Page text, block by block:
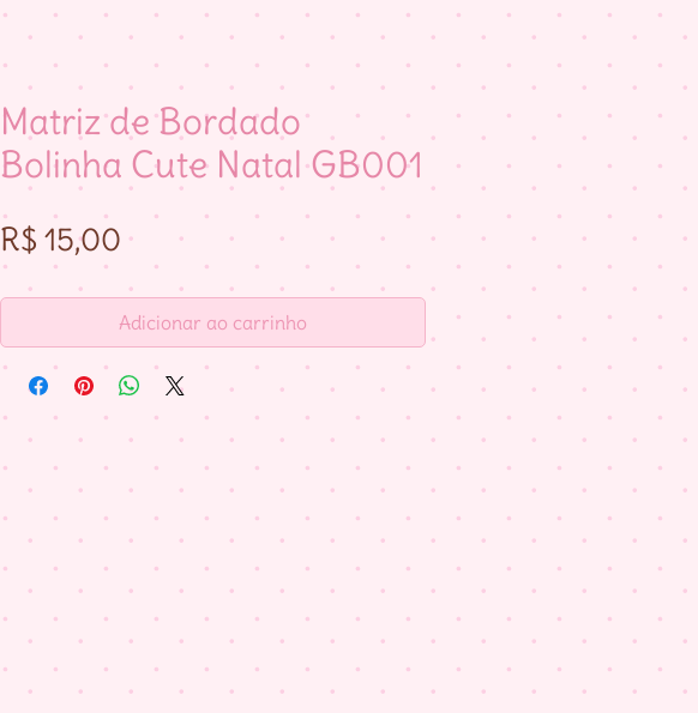
Matriz de Bordado
Bolinha Cute Natal GB001
R$ 15,00 Preço
Adicionar ao carrinho